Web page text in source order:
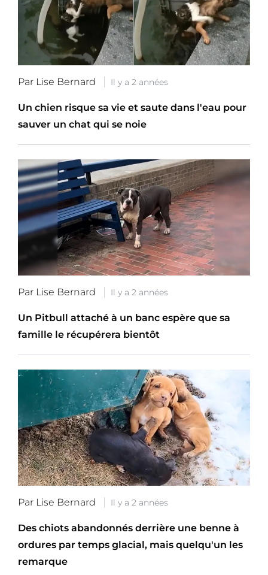
Par Lise Bernard Il y a 2 années
Un chien risque sa vie et saute dans l'eau pour
sauver un chat qui se noie
Par Lise Bernard Il y a 2 années
Un Pitbull attaché à un banc espère que sa
famille le récupérera bientôt
Par Lise Bernard Il y a 2 années
Des chiots abandonnés derrière une benne à
ordures par temps glacial, mais quelqu'un les
remarque